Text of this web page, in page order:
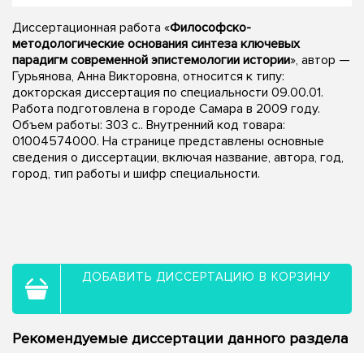
Диссертационная работа «Философско-
методологические основания синтеза ключевых
парадигм современной эпистемологии истории», автор —
Гурьянова, Анна Викторовна, относится к типу:
докторская диссертация по специальности 09.00.01.
Работа подготовлена в городе Самара в 2009 году.
Объем работы: 303 с.. Внутренний код товара:
01004574000. На странице представлены основные
сведения о диссертации, включая название, автора, год,
город, тип работы и шифр специальности.
ДОБАВИТЬ ДИССЕРТАЦИЮ В КОРЗИНУ
Рекомендуемые диссертации данного раздела